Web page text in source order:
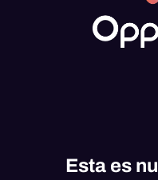
Esta es